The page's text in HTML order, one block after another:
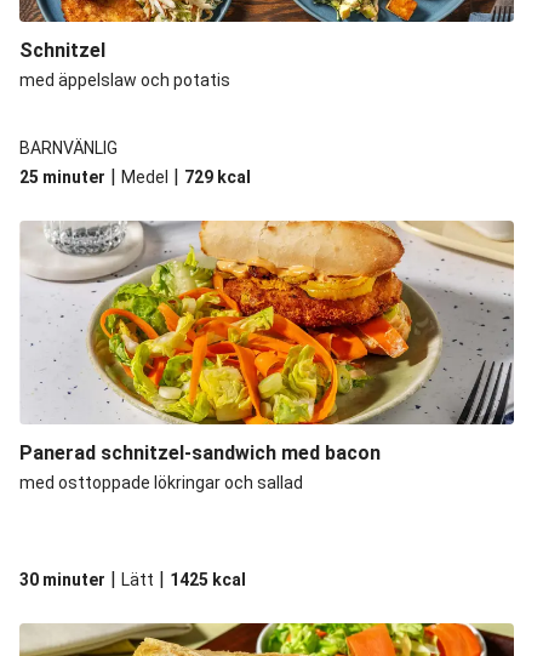
Schnitzel
med äppelslaw och potatis
BARNVÄNLIG
25 minuter | Medel | 729 kcal
Panerad schnitzel-sandwich med bacon
med osttoppade lökringar och sallad
30 minuter | Lätt | 1425 kcal